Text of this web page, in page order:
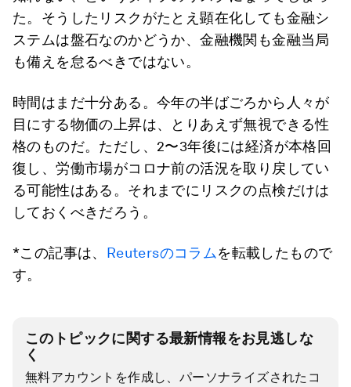
た。そうしたリスクがたとえ顕在化しても金融シ
ステムは盤石なのかどうか、金融機関も金融当局
も備えを怠るべきではない。
時間はまだ十分ある。今年の半ばごろから人々が
目にする物価の上昇は、とりあえず無視できる性
格のものだ。ただし、2〜3年後には経済が本格回
復し、労働市場がコロナ前の活況を取り戻してい
る可能性はある。それまでにリスクの点検だけは
しておくべきだろう。
*この記事は、 Reutersのコラムを転載したもので
す。
このトピックに関する最新情報をお見逃しな
く
無料アカウントを作成し、パーソナライズされたコ